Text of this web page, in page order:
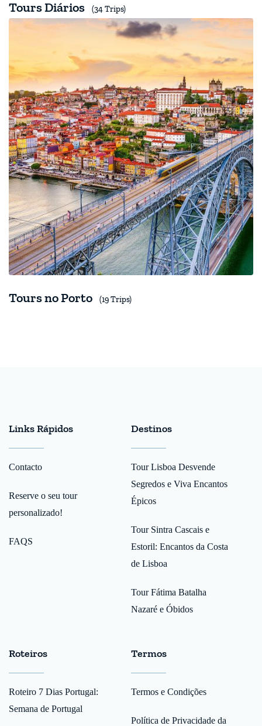
Tours Diários (34 Trips)
Tours no Porto (19 Trips)
Links Rápidos
Contacto
Reserve o seu tour
personalizado!
FAQS
Destinos
Tour Lisboa Desvende
Segredos e Viva Encantos
Épicos
Tour Sintra Cascais e
Estoril: Encantos da Costa
de Lisboa
Tour Fátima Batalha
Nazaré e Óbidos
Roteiros
Roteiro 7 Dias Portugal:
Semana de Portugal
Termos
Termos e Condições
Política de Privacidade da